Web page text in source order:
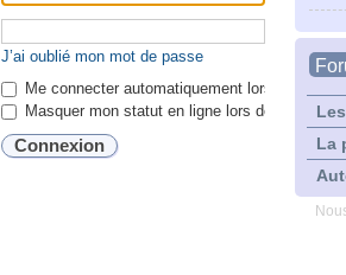
La
J’ai oublié mon mot de passe
Me connecter automatiquement lors de
Masquer mon statut en ligne lors de cette